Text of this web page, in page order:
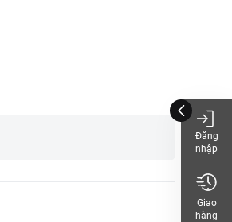
Đăng
nhập
Giao
hàng